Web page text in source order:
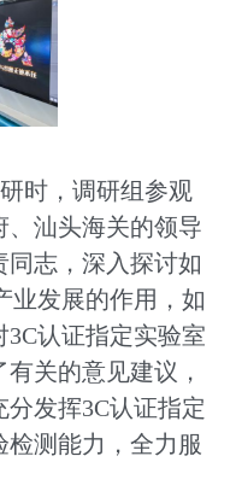
时，调研组参观
、汕头海关的领导
志，深入探讨如
业发展的作用，如
认证指定实验室
关的意见建议，
发挥3C认证指定
测能力，全力服